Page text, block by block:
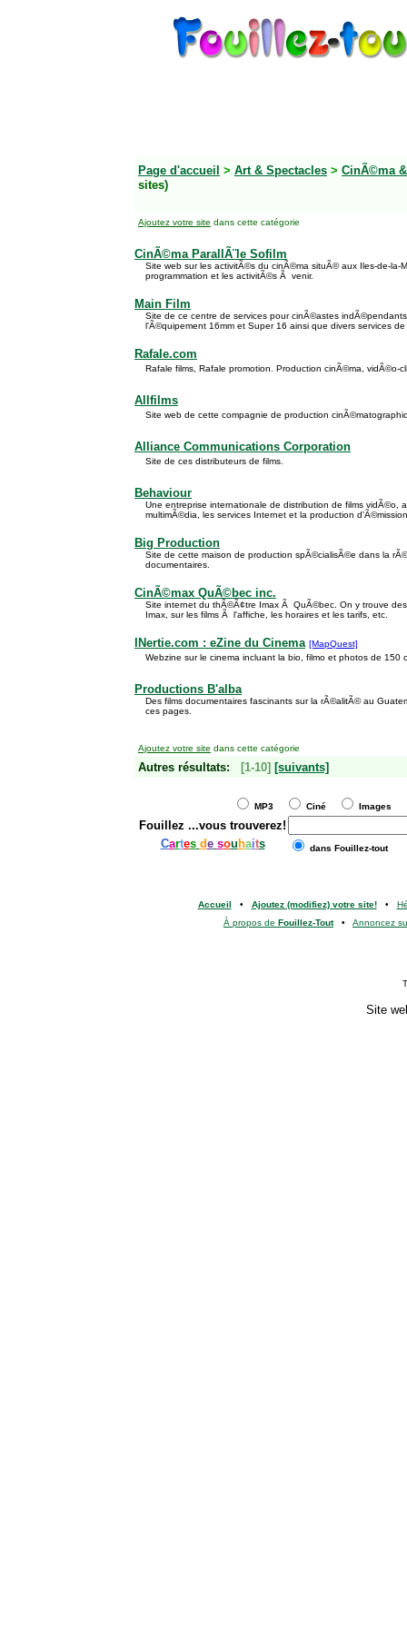
Page d'accueil > Art & Spectacles > CinÃ©ma
sites)
Ajoutez votre site dans cette catégorie
CinÃ©ma ParallÃ¨le Sofilm
Site web sur les activitÃ©s du cinÃ©ma situÃ© aux Iles-de-la-
programmation et les activitÃ©s Ã venir.
Main Film
Site de ce centre de services pour cinÃ©astes
l'Ã©quipement 16mm et Super 16 ainsi que divers services
Rafale.com
Rafale films, Rafale promotion. Production cinÃ©ma, vidÃ©o-
Allfilms
Site web de cette compagnie de production
Alliance Communications Corporation
Site de ces distributeurs de films.
Behaviour
Une entreprise internationale de distribution de films vidÃ©o,
multimÃ©dia, les services Internet et la production
Big Production
Site de cette maison de production spÃ©cialisÃ©e dans la
documentaires.
CinÃ©max QuÃ©bec inc.
Site internet du thÃ©Ã¢tre Imax Ã QuÃ©bec. On y trouve
Imax, sur les films Ã l'affiche, les horaires et les tarifs, etc.
INertie.com : eZine du Cinema [MapQuest]
Webzine sur le cinema incluant la bio, filmo et photos de 150
Productions B'alba
Des films documentaires fascinants sur la rÃ©alitÃ© au
ces pages.
Ajoutez votre site dans cette catégorie
Autres résultats: [1-10] [suivants]
MP3 Ciné Images
Fouillez ...vous trouverez!
Cartes de sou haits dans Fouillez-tout
Accueil • Ajoutez (modifiez) votre site!•
À propos de Fouillez-Tout• Annoncez
Site